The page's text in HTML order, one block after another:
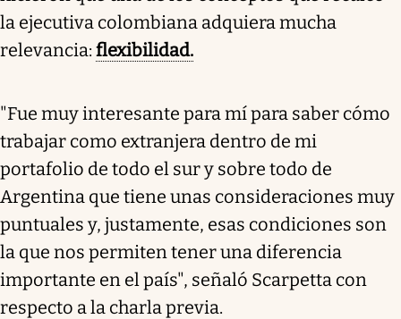
la ejecutiva colombiana adquiera mucha
relevancia: flexibilidad.
"Fue muy interesante para mí para saber cómo
trabajar como extranjera dentro de mi
portafolio de todo el sur y sobre todo de
Argentina que tiene unas consideraciones muy
puntuales y, justamente, esas condiciones son
la que nos permiten tener una diferencia
importante en el país", señaló Scarpetta con
respecto a la charla previa.